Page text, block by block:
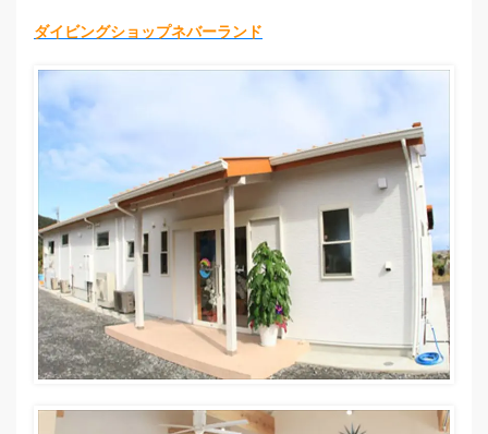
ダイビングショップネバーランド